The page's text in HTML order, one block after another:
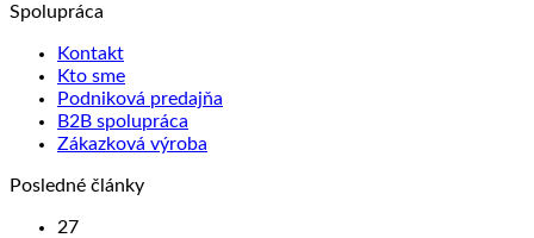
na
produktu.
Spolupráca
Kontakt
Kto sme
Podniková predajňa
B2B spolupráca
Zákazková výroba
Posledné články
27